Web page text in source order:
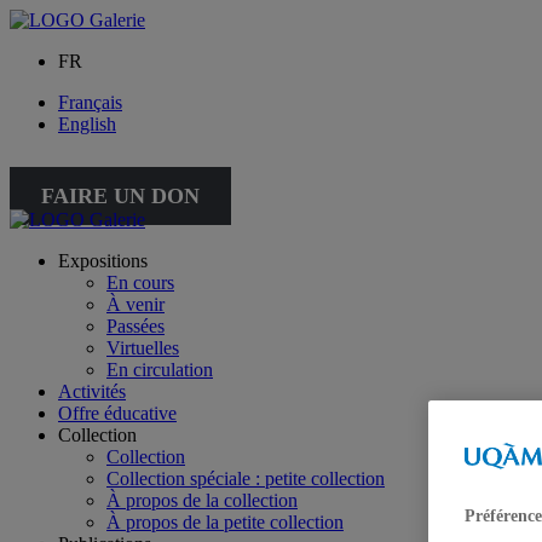
FR
Français
English
FAIRE UN DON
Expositions
En cours
À venir
Passées
Virtuelles
En circulation
Activités
Offre éducative
Collection
Collection
Collection spéciale : petite collection
À propos de la collection
À propos de la petite collection